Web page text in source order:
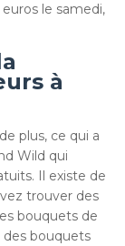
le samedi,
à
plus, ce qui a
Wild qui
Il existe de
trouver des
bouquets de
des bouquets